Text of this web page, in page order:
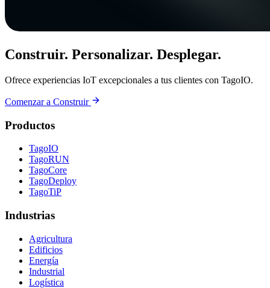
Construir. Personalizar. Desplegar.
Ofrece experiencias IoT excepcionales a tus clientes con TagoIO.
Comenzar a Construir
Productos
TagoIO
TagoRUN
TagoCore
TagoDeploy
TagoTiP
Industrias
Agricultura
Edificios
Energía
Industrial
Logística